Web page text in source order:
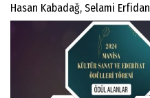
Hasan Kabadağ, Selami Erfidan